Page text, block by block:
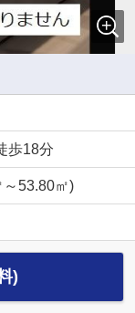
歩18分
53.80㎡)
)